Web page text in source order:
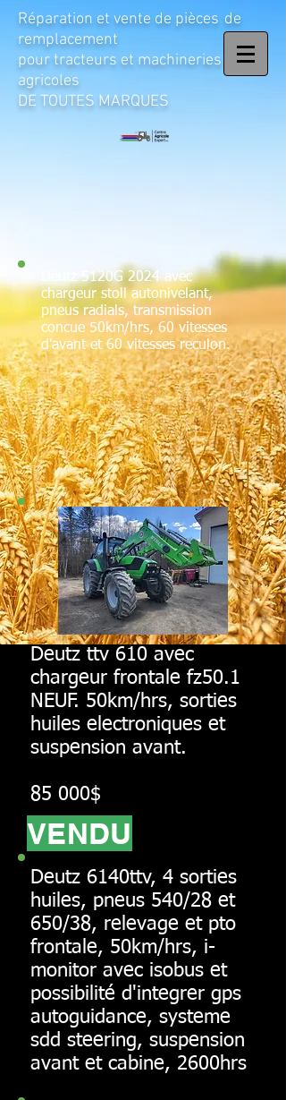
Réparation et vente de pièces de
remplacement
pour tracteurs et machineries
agricoles
DE TOUTES MARQUES
Deutz 5120G 2024 avec
chargeur stoll autonivelant,
pneus radials, transmission
concue 50km/hrs, 60 vitesses
d'avant et 60 vitesses reculon.
Deutz ttv 610 avec
chargeur frontale fz50.1
NEUF. 50km/hrs, sorties
huiles electroniques et
suspension avant.
85 000$
VENDU
Deutz 6140ttv, 4 sorties
huiles, pneus 540/28 et
650/38, relevage et pto
frontale, 50km/hrs, i-
monitor avec isobus et
possibilité d'integrer gps
autoguidance, systeme
sdd steering, suspension
avant et cabine, 2600hrs